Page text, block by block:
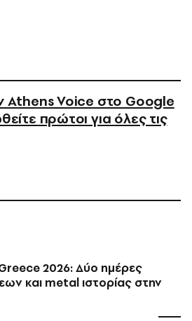
Athens Voice στο Google
πρώτοι για όλες τις
2026: Δύο ημέρες
και metal ιστορίας στην